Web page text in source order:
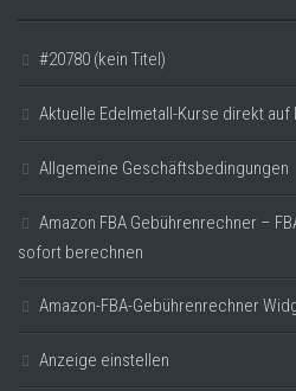
#20780 (kein Titel)
Aktuelle Edelmetall-Kurse direkt
Allgemeine Geschäftsbedingungen
Amazon FBA Gebührenrechner –
sofort berechnen
Amazon-FBA-Gebührenrechner
Anzeige einstellen